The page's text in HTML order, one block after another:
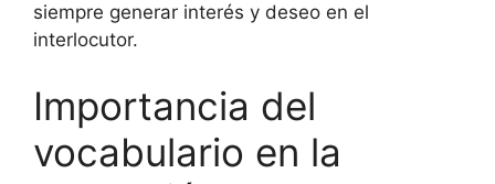
siempre generar interés y deseo en el
interlocutor.
Importancia del
vocabulario en la